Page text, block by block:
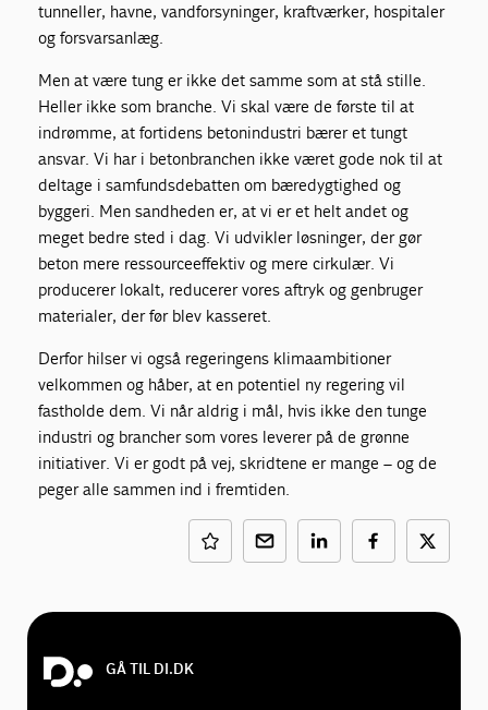
tunneller, havne, vandforsyninger, kraftværker, hospitaler
og forsvarsanlæg.
Men at være tung er ikke det samme som at stå stille.
Heller ikke som branche. Vi skal være de første til at
indrømme, at fortidens betonindustri bærer et tungt
ansvar. Vi har i betonbranchen ikke været gode nok til at
deltage i samfundsdebatten om bæredygtighed og
byggeri. Men sandheden er, at vi er et helt andet og
meget bedre sted i dag. Vi udvikler løsninger, der gør
beton mere ressourceeffektiv og mere cirkulær. Vi
producerer lokalt, reducerer vores aftryk og genbruger
materialer, der før blev kasseret.
Derfor hilser vi også regeringens klimaambitioner
velkommen og håber, at en potentiel ny regering vil
fastholde dem. Vi når aldrig i mål, hvis ikke den tunge
industri og brancher som vores leverer på de grønne
initiativer. Vi er godt på vej, skridtene er mange – og de
peger alle sammen ind i fremtiden.
GÅ TIL DI.DK